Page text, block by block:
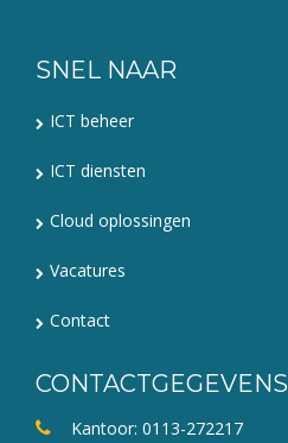
SNEL NAAR
ICT beheer
ICT diensten
Cloud oplossingen
Vacatures
Contact
CONTACTGEGEVENS
Kantoor: 0113-272217